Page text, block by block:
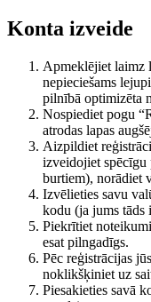
Konta izveide
Apmeklējiet laimz
nepieciešams
pilnībā optimizēta
Nospiediet pogu
atrodas lapas
Aizpildiet
izveidojiet spēcīgu
burtiem), norādiet
Izvēlieties savu
kodu (ja jums tāds
Piekrītiet
esat pilngadīgs.
Pēc reģistrācijas
noklikšķiniet uz
Piesakieties savā